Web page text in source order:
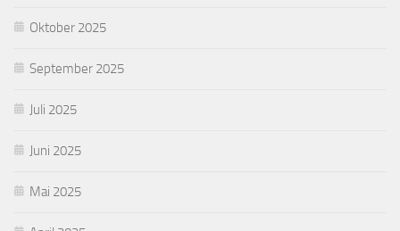
Oktober 2025
September 2025
Juli 2025
Juni 2025
Mai 2025